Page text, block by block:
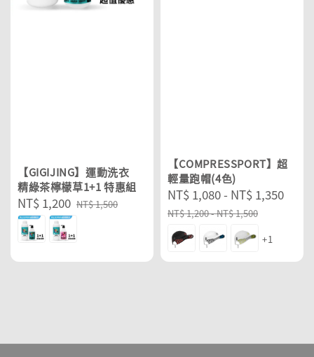
【GIGIJING】運動洗衣
精綠茶檸檬草1+1 特惠組
Sale
price
NT$ 1,200 Regular
NT$ 1,500
【COMPRESSPORT】超
輕量跑帽(4色)
Sale
price
NT$ 1,080- NT$ 1,350
NT$ 1,200-NT$ 1,500
+1